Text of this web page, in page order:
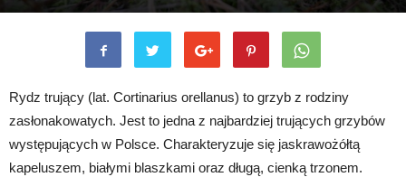
Rydz trujący (lat. Cortinarius orellanus) to grzyb z rodziny
zasłonakowatych. Jest to jedna z najbardziej trujących grzybów
występujących w Polsce. Charakteryzuje się jaskrawożółtą
kapeluszem, białymi blaszkami oraz długą, cienką trzonem.